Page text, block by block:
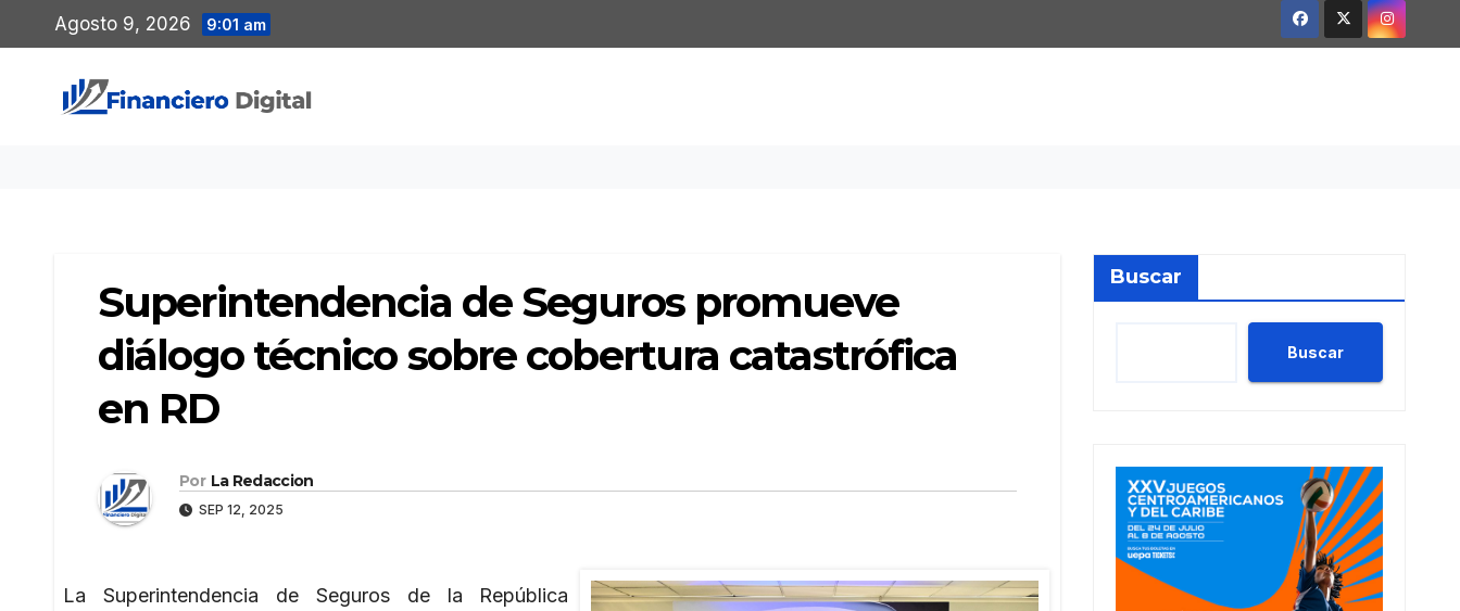
al
contenido
Agosto 9, 2026 9:01 am
Superintendencia de Seguros promueve
diálogo técnico sobre cobertura catastrófica
en RD
Por La Redaccion
SEP 12, 2025
La Superintendencia de Seguros de la República
Buscar
Buscar